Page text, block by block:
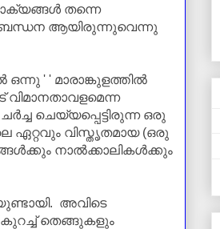
തന്നെ
ആയിരുന്നുവെന്നു
ഒന്നു ' ' മാരാങ്കുളത്തില്‍
വിമാനതാവളമെന്ന
ചര്‍ച്ച ചെയ്യപ്പെട്ടിരുന്ന ഒരു
ഏറ്റവും വിസ്തൃതമായ (ഒരു
നാല്‍ക്കാലികള്‍ക്കും
അവിടെ
കുറച്ച് തെങ്ങുകളും